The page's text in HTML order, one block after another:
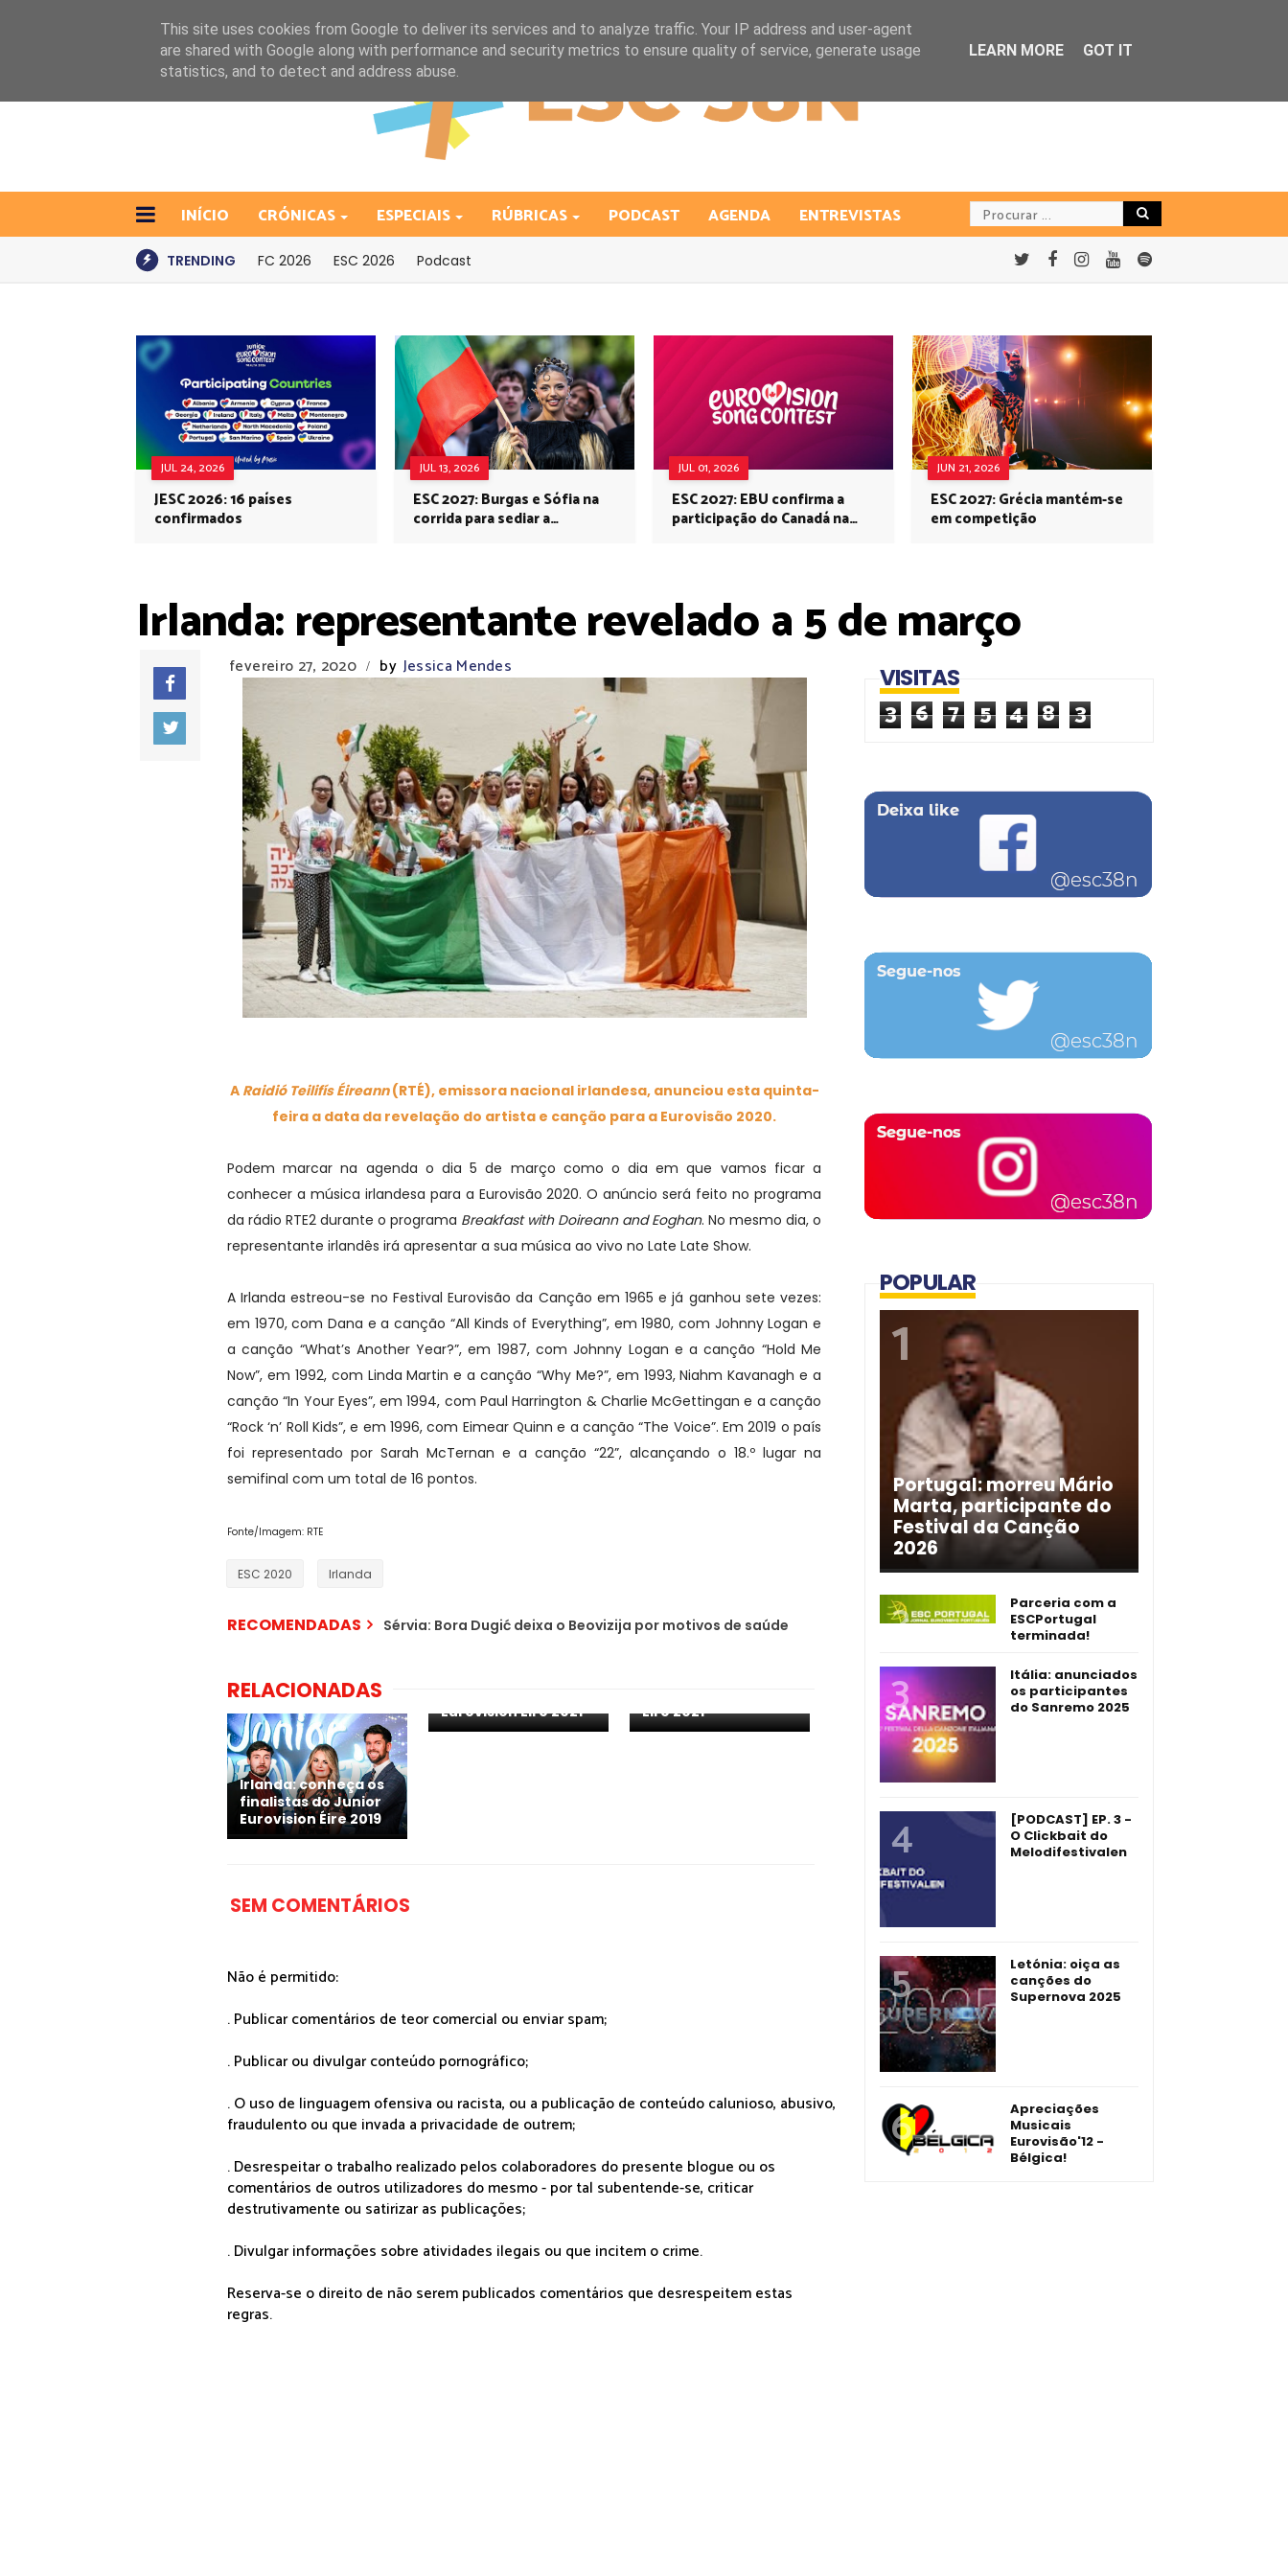
INÍCIO CRÓNICAS ESPECIAIS RÚBRICAS PODCAST AGENDA ENTREVISTAS
TRENDING FC 2026 ESC 2026 Podcast
JUL 24, 2026
JESC 2026: 16 países
confirmados
JUL 13, 2026
ESC 2027: Burgas e Sófia na
corrida para sediar a
JUL 01, 2026
ESC 2027: EBU confirma a
participação do Canadá na
JUN 21, 2026
ESC 2027: Grécia mantém-se
em competição
Irlanda: representante revelado a 5 de março
fevereiro 27, 2020 / by Jessica Mendes
A Raidió Teilifís Éireann(RTÉ), emissora nacional irlandesa, anunciou esta quinta-
feira a data da revelação do artista e canção para a Eurovisão 2020.
Podem marcar na agenda o dia 5 de março como o dia em que vamos ficar a
conhecer a música irlandesa para a Eurovisão 2020. O anúncio será feito no programa
da rádio RTE2 durante o programa Breakfast with Doireann and Eoghan. No mesmo dia, o
representante irlandês irá apresentar a sua música ao vivo no Late Late Show.
A Irlanda estreou-se no Festival Eurovisão da Canção em 1965 e já ganhou sete vezes:
em 1970, com Dana e a canção “All Kinds of Everything”, em 1980, com Johnny Logan e
a canção “What’s Another Year?”, em 1987, com Johnny Logan e a canção “Hold Me
Now”, em 1992, com Linda Martin e a canção “Why Me?”, em 1993, Niahm Kavanagh e a
canção “In Your Eyes”, em 1994, com Paul Harrington & Charlie McGettingan e a canção
“Rock ‘n’ Roll Kids”, e em 1996, com Eimear Quinn e a canção “The Voice”. Em 2019 o país
foi representado por Sarah McTernan e a canção “22”, alcançando o 18.º lugar na
semifinal com um total de 16 pontos.
Fonte/Imagem: RTE
ESC 2020 Irlanda
RECOMENDADAS Sérvia: Bora Dugić deixa o Beovizija por motivos de saúde
RELACIONADAS
Irlanda: conheça os
finalistas do Junior
Eurovision Éire 2019
Eurovision Éire 2021
Éire 2021
SEM COMENTÁRIOS
Não é permitido:
. Publicar comentários de teor comercial ou enviar spam;
. Publicar ou divulgar conteúdo pornográfico;
. O uso de linguagem ofensiva ou racista, ou a publicação de conteúdo calunioso, abusivo,
fraudulento ou que invada a privacidade de outrem;
. Desrespeitar o trabalho realizado pelos colaboradores do presente blogue ou os
comentários de outros utilizadores do mesmo - por tal subentende-se, criticar
destrutivamente ou satirizar as publicações;
. Divulgar informações sobre atividades ilegais ou que incitem o crime.
Reserva-se o direito de não serem publicados comentários que desrespeitem estas
regras.
VISITAS
3 6 7 5 4 8 3
POPULAR
Portugal: morreu Mário
Marta, participante do
Festival da Canção
2026
Parceria com a
ESCPortugal
terminada!
Itália: anunciados
os participantes
do Sanremo 2025
[PODCAST] EP. 3 -
O Clickbait do
Melodifestivalen
Letónia: oiça as
canções do
Supernova 2025
Apreciações
Musicais
Eurovisão'12 -
Bélgica!
This site uses cookies from Google to deliver its services and to analyze traffic. Your IP address and user-agent
are shared with Google along with performance and security metrics to ensure quality of service, generate usage
statistics, and to detect and address abuse.
LEARN MORE GOT IT